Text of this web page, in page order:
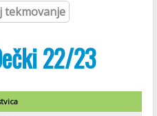
tekmovanje
22/23